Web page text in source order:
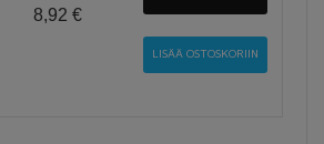
8,92 €